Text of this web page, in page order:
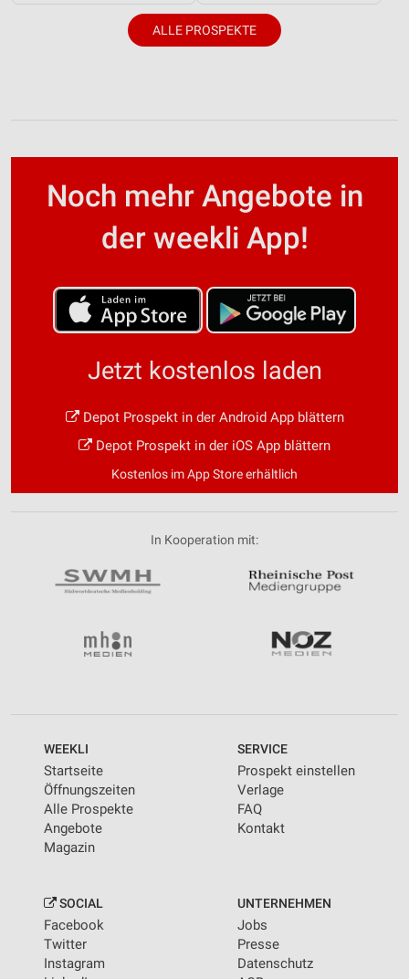
ALLE PROSPEKTE
Noch mehr Angebote in
der weekli App!
Jetzt kostenlos laden
Depot Prospekt in der Android App blättern
Depot Prospekt in der iOS App blättern
Kostenlos im App Store erhältlich
In Kooperation mit:
WEEKLI
Startseite
Öffnungszeiten
Alle Prospekte
Angebote
Magazin
SERVICE
Prospekt einstellen
Verlage
FAQ
Kontakt
SOCIAL
Facebook
Twitter
Instagram
UNTERNEHMEN
Jobs
Presse
Datenschutz